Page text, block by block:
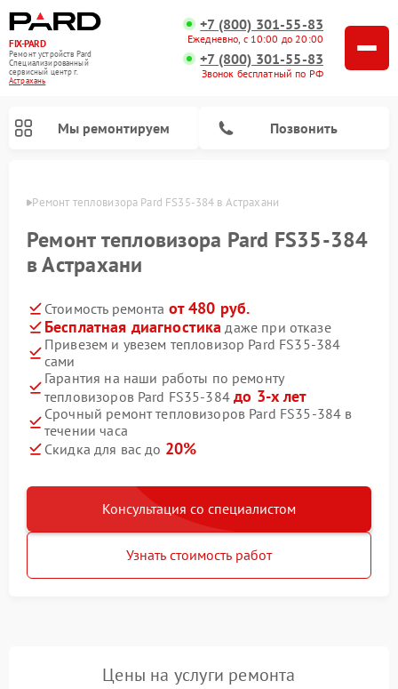
FIX-PARD
Ремонт устройств Pard
Специализированный
cервисный центр г.
Астрахань
+7 (800) 301-55-83
Ежедневно, с 10:00 до 20:00
+7 (800) 301-55-83
Звонок бесплатный по РФ
Мы ремонтируем Позвонить
Ремонт тепловизора Pard FS35-384 в Астрахани
Ремонт тепловизора Pard FS35-384
в Астрахани
Стоимость ремонта от 480 руб.
Бесплатная диагностика даже при отказе
Привезем и увезем тепловизор Pard FS35-384
сами
Гарантия на наши работы по ремонту
тепловизоров Pard FS35-384до 3-х лет
Срочный ремонт тепловизоров Pard FS35-384 в
течении часа
Скидка для вас до 20%
Консультация со специалистом
Узнать стоимость работ
Цены на услуги ремонта